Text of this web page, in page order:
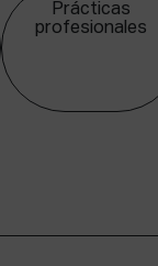
Prácticas
profesionales